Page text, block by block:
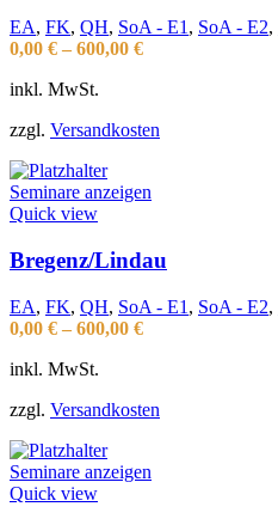
EA, FK, QH, SoA - E1, SoA - E2,
0,00 € – 600,00 €
inkl. MwSt.
zzgl. Versandkosten
Seminare anzeigen
Quick view
Bregenz/Lindau
EA, FK, QH, SoA - E1 , SoA - E2,
0,00 € – 600,00 €
inkl. MwSt.
zzgl. Versandkosten
Seminare anzeigen
Quick view